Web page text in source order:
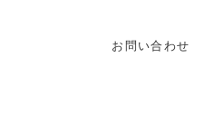
お問い合わせ